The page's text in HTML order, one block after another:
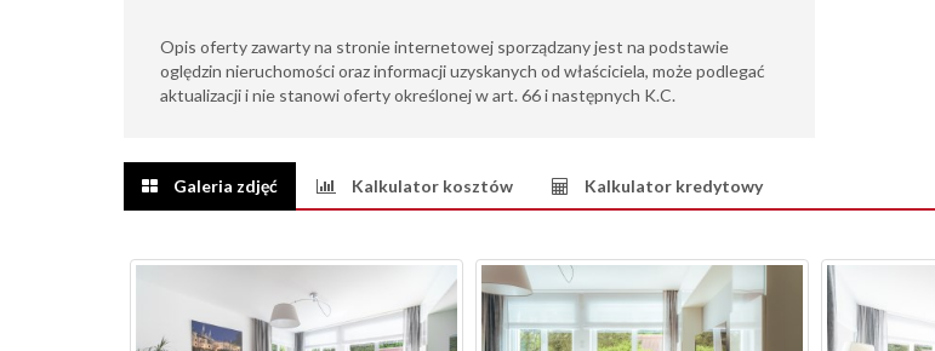
Opis oferty zawarty na stronie internetowej sporządzany jest na podstawie
oględzin nieruchomości oraz informacji uzyskanych od właściciela, może podlegać
aktualizacji i nie stanowi oferty określonej w art. 66 i następnych K.C.
Galeria zdjęć Kalkulator kosztów Kalkulator kredytowy